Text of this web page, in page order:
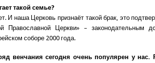
такой семье?
И наша Церковь признаёт такой брак, это
Православной Церкви» – законодательным
соборе 2000 года.
венчания сегодня очень популярен у нас.